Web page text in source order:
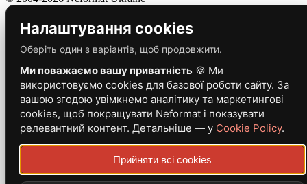
Налаштування cookies
Оберіть один з варіантів, щоб продовжити.
Ми поважаємо вашу приватність 🍪 Ми
використовуємо cookies для базової роботи сайту. За
вашою згодою увімкнемо аналітику та маркетингові
cookies, щоб покращувати Neformat і показувати
релевантний контент. Детальніше — у Cookie Policy.
Прийняти всі cookies